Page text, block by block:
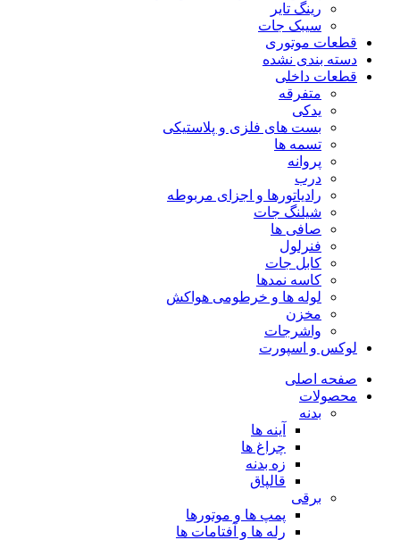
رینگ تایر
سیبک جات
قطعات موتوری
دسته بندی نشده
قطعات داخلی
متفرقه
یدکی
بست های فلزی و پلاستیکی
تسمه ها
پروانه
درب
رادیاتورها و اجزای مربوطه
شیلنگ جات
صافی ها
فنرلول
کابل جات
کاسه نمدها
لوله ها و خرطومی هواکش
مخزن
واشرجات
لوکس و اسپورت
صفحه اصلی
محصولات
بدنه
آینه ها
چراغ ها
زه بدنه
قالپاق
برقی
پمپ ها و موتورها
رله ها و آفتامات ها